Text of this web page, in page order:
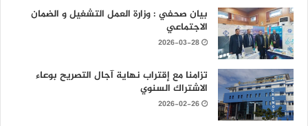
بيان صحفي : وزارة العمل التشغيل و الضمان
الاجتماعي
2026-03-28
تزامنا مع إقتراب نهاية آجال التصريح بوعاء
الاشتراك السنوي
2026-02-26